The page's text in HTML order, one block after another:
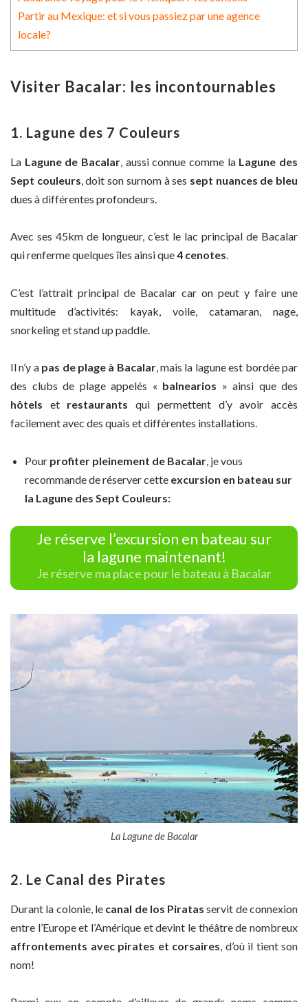
Partir au Mexique: et si vous passiez par une agence
locale?
Visiter Bacalar: les incontournables
1. Lagune des 7 Couleurs
La Lagune de Bacalar, aussi connue comme la Lagune des
Sept couleurs, doit son surnom à ses sept nuances de bleu
dues à différentes profondeurs.
Avec ses 45km de longueur, c’est le lac principal de Bacalar
qui renferme quelques îles ainsi que4 cenotes.
C’est l’attrait principal de Bacalar car on peut y faire une
multitude d’activités: kayak, voile, catamaran, nage,
snorkeling et stand up paddle.
Il n’y a pas de plage à Bacalar, mais la lagune est bordée par
des clubs de plage appelés « balnearios » ainsi que des
hôtels etrestaurants qui permettent d’y avoir accès
facilement avec des quais et différentes installations.
Pour profiter pleinement de Bacalar , je vous
recommande de réserver cette excursion en bateau sur
la Lagune des Sept Couleurs:
Je réserve l’excursion en bateau sur
la lagune maintenant!
Je réserve ma place pour le bateau à Bacalar
La Lagune de Bacalar
2. Le Canal des Pirates
Durant la colonie, le canal de los Piratas servit de connexion
entre l’Europe et l’Amérique et devint le théâtre de nombreux
affrontements avec pirates et corsaires, d’où il tient son
nom!